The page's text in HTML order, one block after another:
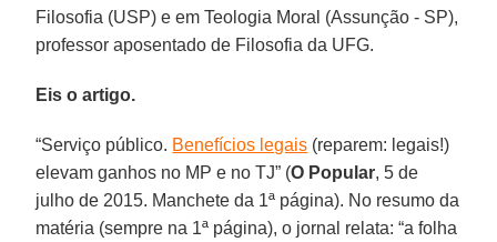
Filosofia (USP) e em Teologia Moral (Assunção - SP),
professor aposentado de Filosofia da UFG.
Eis o artigo.
“Serviço público. Benefícios legais (reparem: legais!)
elevam ganhos no MP e no TJ” (O Popular, 5 de
julho de 2015. Manchete da 1ª página). No resumo da
matéria (sempre na 1ª página), o jornal relata: “a folha